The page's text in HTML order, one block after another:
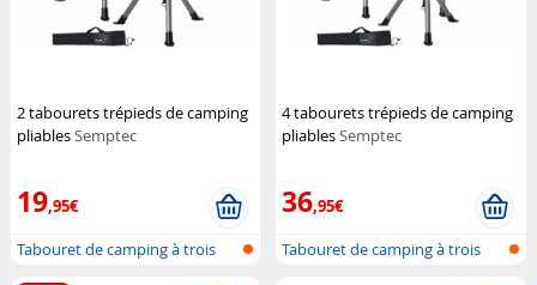
2 tabourets trépieds de camping
pliablesSemptec
19,95€
Tabouret de camping à trois
pieds
4 tabourets trépieds de camping
pliablesSemptec
36,95€
Tabouret de camping à trois